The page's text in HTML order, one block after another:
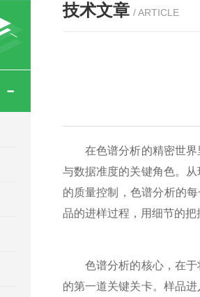
技术文章 / ARTICLE
在色谱分析的精密世界里
与数据准度的关键角色。
的质量控制，色谱分析的
品的进样过程，用细节的把
色谱分析的核心，在于将
的第一道关键关卡。样品